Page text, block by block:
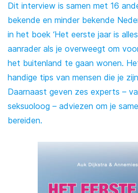
Dit interview is samen met 16
bekende en minder bekende
in het boek ‘Het eerste jaar is
aanrader als je overweegt om
het buitenland te gaan wonen.
handige tips van mensen die je
Daarnaast geven zes experts –
seksuoloog – adviezen om je
bereiden.